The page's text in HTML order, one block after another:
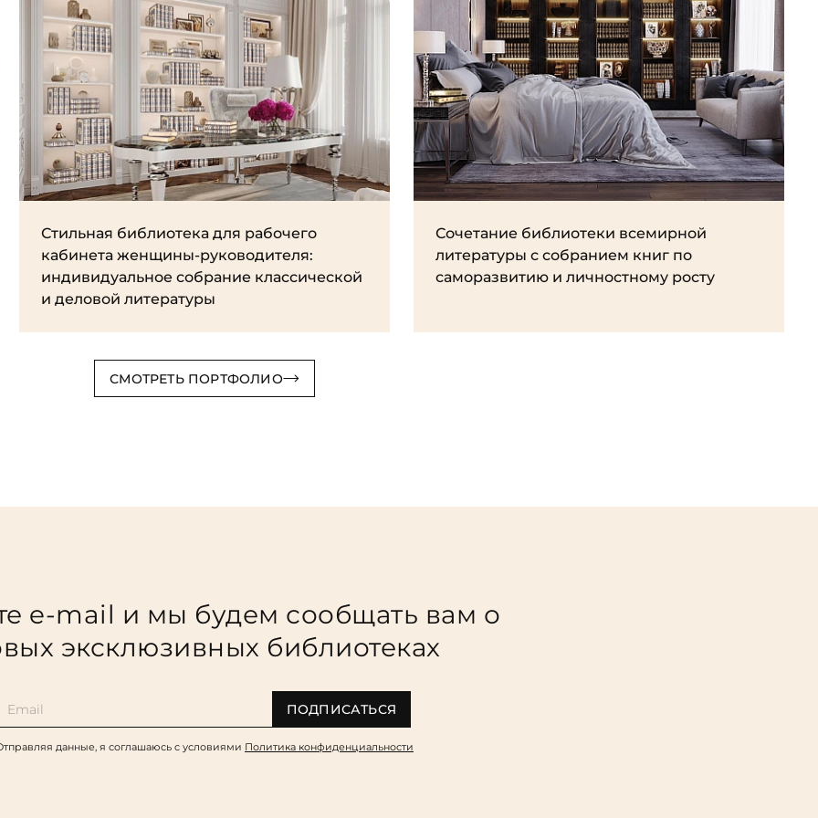
Стильная библиотека для рабочего
кабинета женщины-руководителя:
индивидуальное собрание классической
и деловой литературы
Сочетание библиотеки всемирной
литературы с собранием книг по
саморазвитию и личностному росту
СМОТРЕТЬ ПОРТФОЛИО
e-mail и мы будем сообщать вам о
эксклюзивных библиотеках
ПОДПИСАТЬСЯ
данные, я соглашаюсь c условиями Политика конфиденциальности